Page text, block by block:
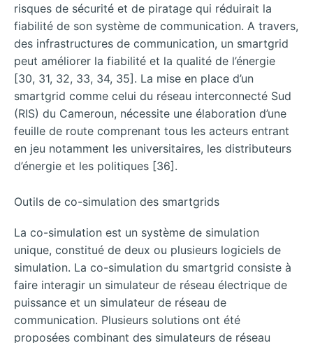
risques de sécurité et de piratage qui réduirait la
fiabilité de son système de communication. A travers,
des infrastructures de communication, un smartgrid
peut améliorer la fiabilité et la qualité de l’énergie
[30, 31, 32, 33, 34, 35]. La mise en place d’un
smartgrid comme celui du réseau interconnecté Sud
(RIS) du Cameroun, nécessite une élaboration d’une
feuille de route comprenant tous les acteurs entrant
en jeu notamment les universitaires, les distributeurs
d’énergie et les politiques [36].
Outils de co-simulation des smartgrids
La co-simulation est un système de simulation
unique, constitué de deux ou plusieurs logiciels de
simulation. La co-simulation du smartgrid consiste à
faire interagir un simulateur de réseau électrique de
puissance et un simulateur de réseau de
communication. Plusieurs solutions ont été
proposées combinant des simulateurs de réseau